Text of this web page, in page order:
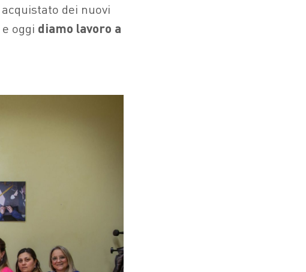
dei nuovi
oggi diamo lavoro a